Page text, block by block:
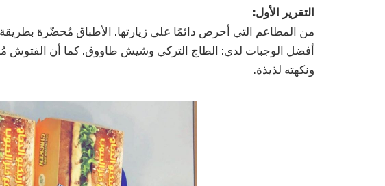
التقرير الأول:
من المطاعم التي أحرص دائمًا على زيارتها. الأطباق مُحضّرة
أفضل الوجبات لدي: الطاج التركي وشيش طاووق. كما أن الفتوش
ونكهته لذيذة.